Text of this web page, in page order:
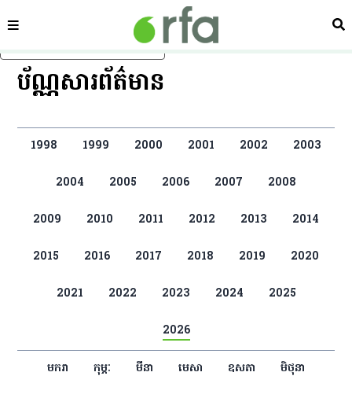
រំលងទៅមាតិកាចម្បង
ផ្នែក ស្វ
ប័ណ្ណសារព័ត៌មាន
1998 1999 2000 2001 2002 2003
2004 2005 2006 2007 2008
2009 2010 2011 2012 2013 2014
2015 2016 2017 2018 2019 2020
2021 2022 2023 2024 2025
2026
មករា កុម្ភៈ មីនា មេសា ឧសភា មិថុនា